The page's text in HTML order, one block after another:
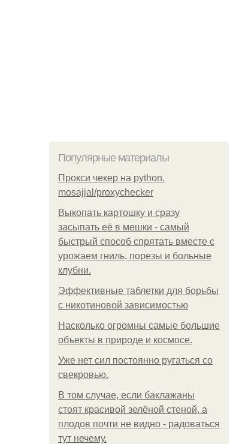
Популярные материалы
Прокси чекер на python.
mosajjal/proxychecker
Выкопать картошку и сразу
засыпать её в мешки - самый
быстрый способ спрятать вместе с
урожаем гниль, порезы и больные
клубни.
Эффективные таблетки для борьбы
с никотиновой зависимостью
Насколько огромны самые большие
объекты в природе и космосе.
Уже нет сил постоянно ругаться со
свекровью.
В том случае, если баклажаны
стоят красивой зелёной стеной, а
плодов почти не видно - радоваться
тут нечему.